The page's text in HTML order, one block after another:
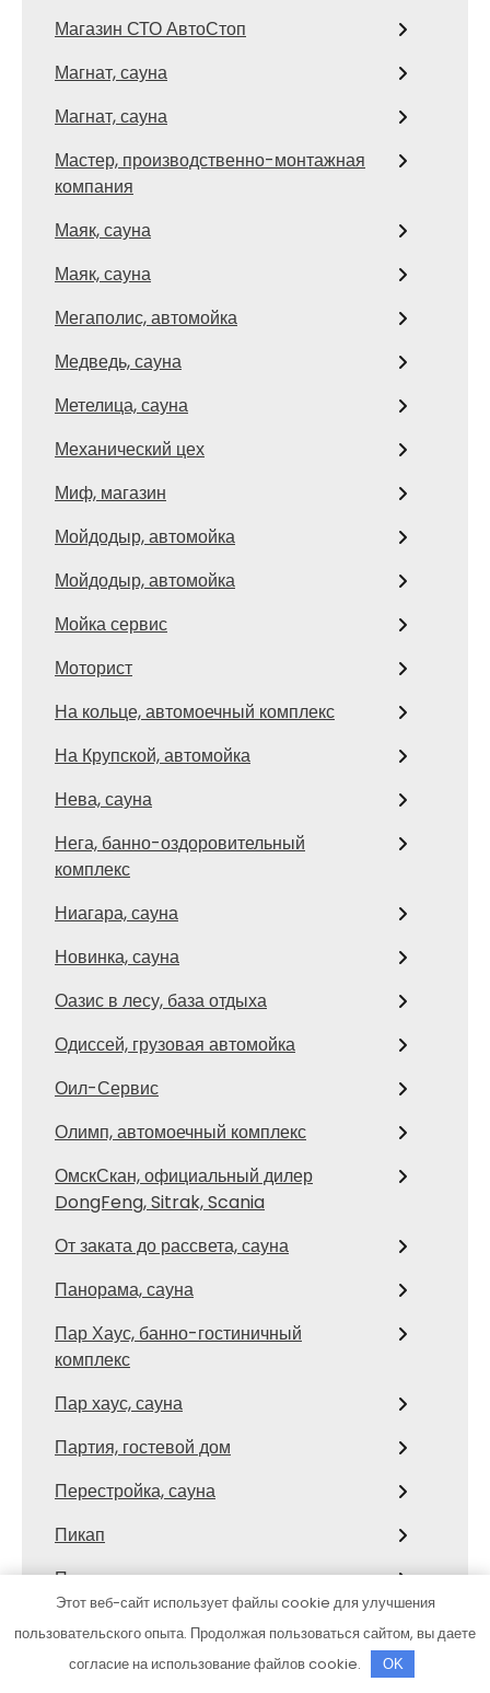
Магазин СТО АвтоСтоп
Магнат, сауна
Магнат, сауна
Мастер, производственно-монтажная
компания
Маяк, сауна
Маяк, сауна
Мегаполис, автомойка
Медведь, сауна
Метелица, сауна
Механический цех
Миф, магазин
Мойдодыр, автомойка
Мойдодыр, автомойка
Мойка сервис
Моторист
На кольце, автомоечный комплекс
На Крупской, автомойка
Нева, сауна
Нега, банно-оздоровительный
комплекс
Ниагара, сауна
Новинка, сауна
Оазис в лесу, база отдыха
Одиссей, грузовая автомойка
Оил-Сервис
Олимп, автомоечный комплекс
ОмскСкан, официальный дилер
DongFeng, Sitrak, Scania
От заката до рассвета, сауна
Панорама, сауна
Пар Хаус, банно-гостиничный
комплекс
Пар хаус, сауна
Партия, гостевой дом
Перестройка, сауна
Пикап
Пилот, автокомплекс
Пилот, автокомплекс
Пилот, гостиничный комплекс
Этот веб-сайт использует файлы cookie для улучшения
пользовательского опыта. Продолжая пользоваться сайтом, вы даете
согласие на использование файлов cookie.
OK